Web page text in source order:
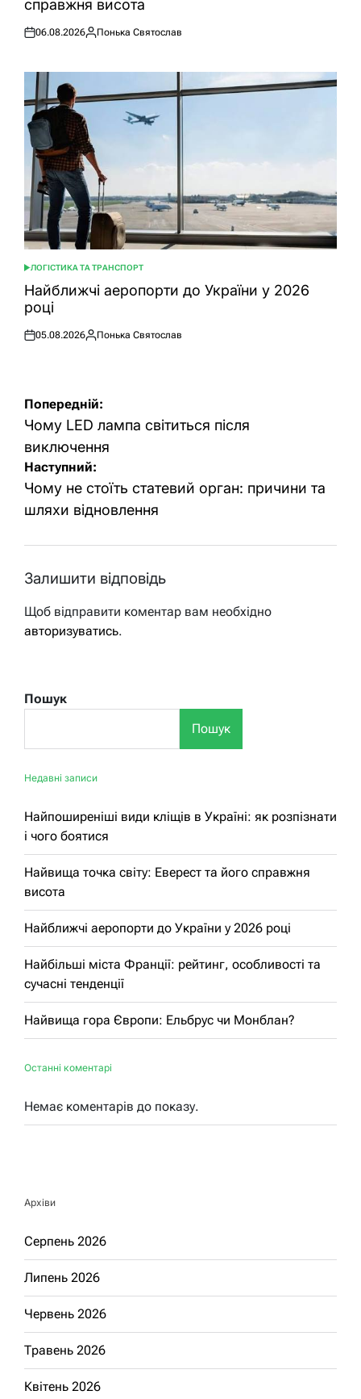
справжня висота
Оприлюднено
06.08.2026
Опубліковано
Понька Святослав
ОПУБЛІКУВАТИ
У
ЛОГІСТИКА ТА ТРАНСПОРТ
Найближчі аеропорти до України у 2026
році
Оприлюднено
05.08.2026
Опубліковано
Понька Святослав
Навігація
записів
Попередній:
Чому LED лампа світиться після
виключення
Наступний:
Чому не стоїть статевий орган: причини та
шляхи відновлення
Залишити відповідь
Щоб відправити коментар вам необхідно
авторизуватись.
Пошук
Пошук
Недавні записи
Найпоширеніші види кліщів в Україні: як розпізнати
і чого боятися
Найвища точка світу: Еверест та його справжня
висота
Найближчі аеропорти до України у 2026 році
Найбільші міста Франції: рейтинг, особливості та
сучасні тенденції
Найвища гора Європи: Ельбрус чи Монблан?
Останні коментарі
Немає коментарів до показу.
Архіви
Серпень 2026
Липень 2026
Червень 2026
Травень 2026
Квітень 2026